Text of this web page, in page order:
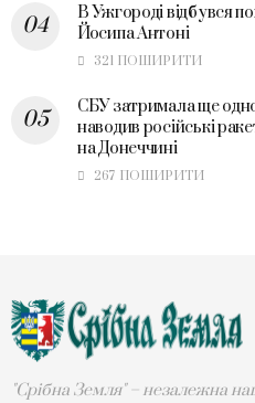
В Ужгороді відбувся
Йосипа Антоні
321 ПОШИРИТИ
СБУ затримала ще
наводив російські
на Донеччині
267 ПОШИРИТИ
"Срібна Земля" – незалежна